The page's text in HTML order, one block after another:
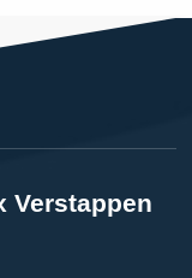
Verstappen